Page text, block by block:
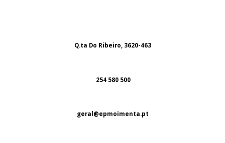
Q.ta Do Ribeiro, 3620-463
254 580 500
geral@epmoimenta.pt